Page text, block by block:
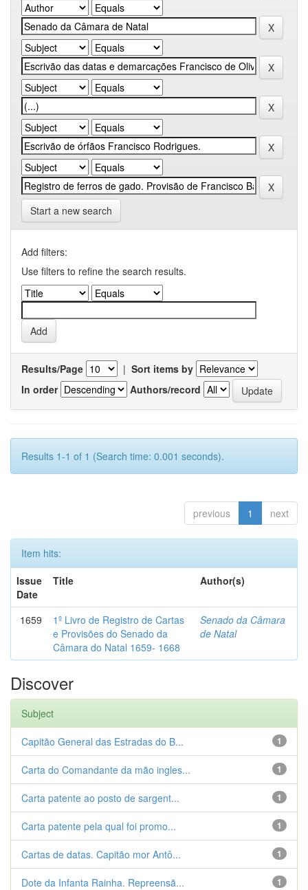
Start a new search
Add filters:
Use filters to refine the search results.
Results/Page | Sort items by
In order
Authors/record
Results 1-1 of 1 (Search time: 0.001 seconds).
previous 1 next
Item hits:
Issue
Date
Title Author(s)
1659
1º Livro de Registro de Cartas
e Provisões do Senado da
Câmara do Natal 1659- 1668
Senado da Câmara
de Natal
Discover
Subject
1
Capitão General das Estradas do B...
1
Carta do Comandante da mão ingles...
1
Carta patente ao posto de sargent...
1
Carta patente pela qual foi promo...
1
Cartas de datas. Capitão mor Antô...
1
Dote da Infanta Rainha. Repreensã...